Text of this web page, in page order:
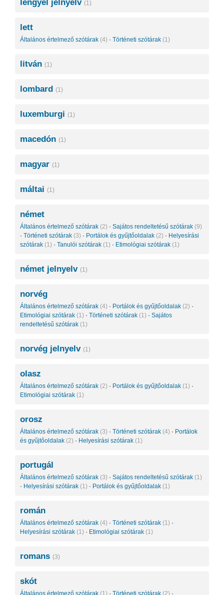
lengyel jelnyelv (1)
lett
Általános értelmező szótárak (4) · Történeti szótárak (1)
litván (1)
lombard (1)
luxemburgi (1)
macedón (1)
magyar (1)
máltai (1)
német
Általános értelmező szótárak (2) · Sajátos rendeltetésű szótárak (9)
· Történeti szótárak (3) · Portálok és gyűjtőoldalak (2) · Helyesírási
szótárak (1) · Tanulói szótárak (1) · Etimológiai szótárak (1)
német jelnyelv (1)
norvég
Általános értelmező szótárak (4) · Portálok és gyűjtőoldalak (2) ·
Etimológiai szótárak (1) · Történeti szótárak (1) · Sajátos
rendeltetésű szótárak (1)
norvég jelnyelv (1)
olasz
Általános értelmező szótárak (2) · Portálok és gyűjtőoldalak (1) ·
Etimológiai szótárak (1)
orosz
Általános értelmező szótárak (3) · Történeti szótárak (4) · Portálok
és gyűjtőoldalak (2) · Helyesírási szótárak (1)
portugál
Általános értelmező szótárak (3) · Sajátos rendeltetésű szótárak (1)
· Helyesírási szótárak (1) · Portálok és gyűjtőoldalak (1)
román
Általános értelmező szótárak (4) · Történeti szótárak (1) ·
Helyesírási szótárak (1) · Etimológiai szótárak (1)
romans (3)
skót
Általános értelmező szótárak (1) · Történeti szótárak (2) ·